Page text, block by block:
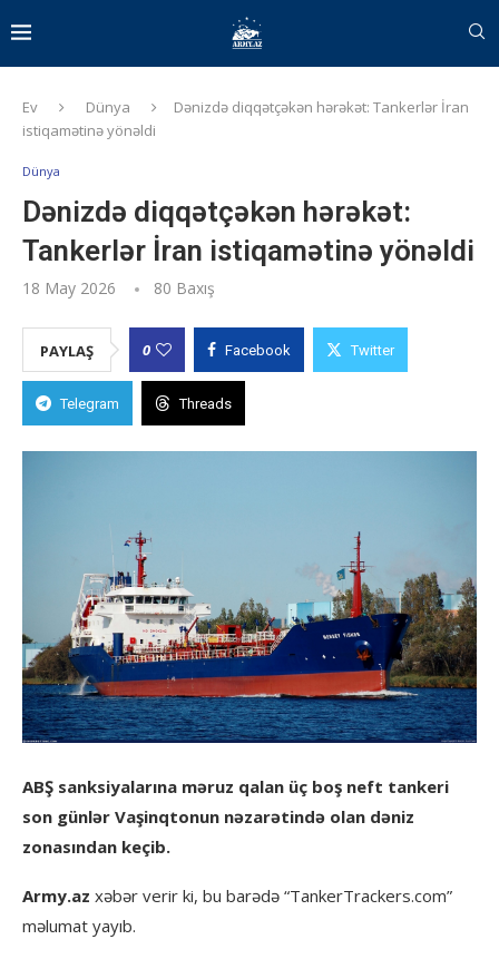
Ev Dünya
Dənizdə diqqətçəkən hərəkət: Tankerlər İran
istiqamətinə yönəldi
Dünya
Dənizdə diqqətçəkən hərəkət:
Tankerlər İran istiqamətinə yönəldi
18 May 2026 80 Baxış
PAYLAŞ 0 Facebook Twitter
Telegram Threads
ABŞ sanksiyalarına məruz qalan üç boş neft tankeri
son günlər Vaşinqtonun nəzarətində olan dəniz
zonasından keçib.
Army.az xəbər verir ki, bu barədə “TankerTrackers.com”
məlumat yayıb.